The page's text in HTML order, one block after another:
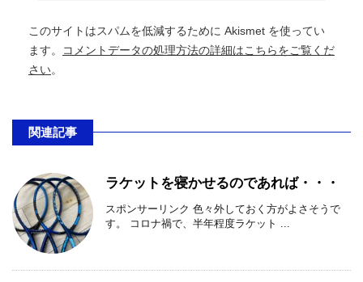
このサイトはスパムを低減するために Akismet を使ってい
ます。
コメントデータの処理方法の詳細はこちらをご覧くだ
さい。
関連記事
ラケットを寝かせるのであれば・・・
スポンサーリンク 色々外しておく方がよさそうで
す。 コロナ禍で、半年程度ラケット ...